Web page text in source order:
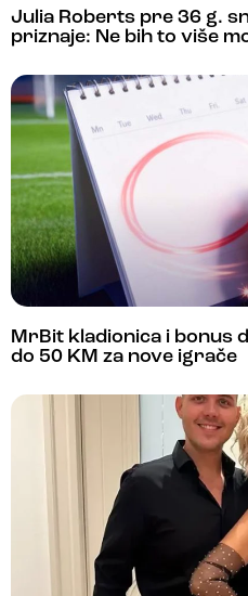
Julia Roberts pre 36 g.
priznaje: Ne bih to više
MrBit kladionica i bonus
do 50 KM za nove igrače